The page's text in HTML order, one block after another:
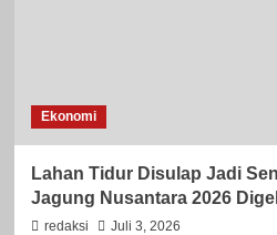
Ekonomi
Lahan Tidur Disulap Jadi
Jagung Nusantara 2026
redaksi Juli 3, 2026